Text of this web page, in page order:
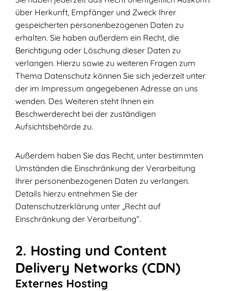
über Herkunft, Empfänger und Zweck Ihrer
gespeicherten personenbezogenen Daten zu
erhalten. Sie haben außerdem ein Recht, die
Berichtigung oder Löschung dieser Daten zu
verlangen. Hierzu sowie zu weiteren Fragen zum
Thema Datenschutz können Sie sich jederzeit unter
der im Impressum angegebenen Adresse an uns
wenden. Des Weiteren steht Ihnen ein
Beschwerderecht bei der zuständigen
Aufsichtsbehörde zu.
Außerdem haben Sie das Recht, unter bestimmten
Umständen die Einschränkung der Verarbeitung
Ihrer personenbezogenen Daten zu verlangen.
Details hierzu entnehmen Sie der
Datenschutzerklärung unter „Recht auf
Einschränkung der Verarbeitung“.
2. Hosting und Content
Delivery Networks (CDN)
Externes Hosting